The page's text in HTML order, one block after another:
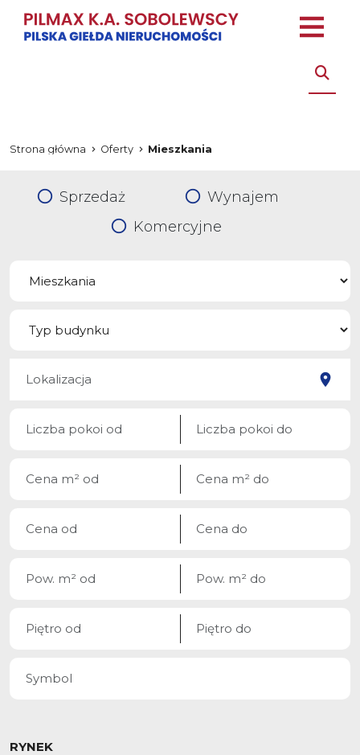
Strona główna Oferty Mieszkania
Sprzedaż
Wynajem
Komercyjne
RYNEK